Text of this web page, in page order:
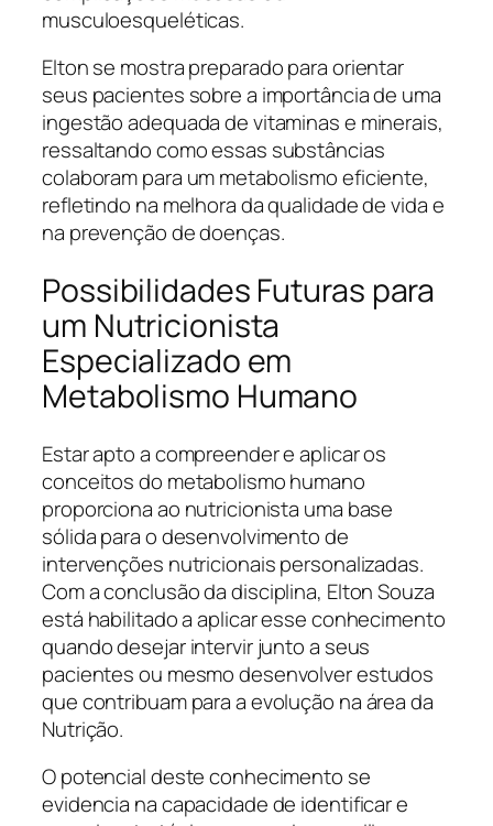
musculoesqueléticas.
Elton se mostra preparado para orientar
seus pacientes sobre a importância de uma
ingestão adequada de vitaminas e minerais,
ressaltando como essas substâncias
colaboram para um metabolismo eficiente,
refletindo na melhora da qualidade de vida e
na prevenção de doenças.
Possibilidades Futuras para
um Nutricionista
Especializado em
Metabolismo Humano
Estar apto a compreender e aplicar os
conceitos do metabolismo humano
proporciona ao nutricionista uma base
sólida para o desenvolvimento de
intervenções nutricionais personalizadas.
Com a conclusão da disciplina, Elton Souza
está habilitado a aplicar esse conhecimento
quando desejar intervir junto a seus
pacientes ou mesmo desenvolver estudos
que contribuam para a evolução na área da
Nutrição.
O potencial deste conhecimento se
evidencia na capacidade de identificar e